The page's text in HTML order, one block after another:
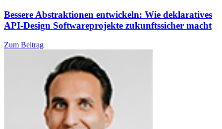
Bessere Abstraktionen entwickeln: Wie deklaratives
API-Design Softwareprojekte zukunftssicher macht
Zum Beitrag